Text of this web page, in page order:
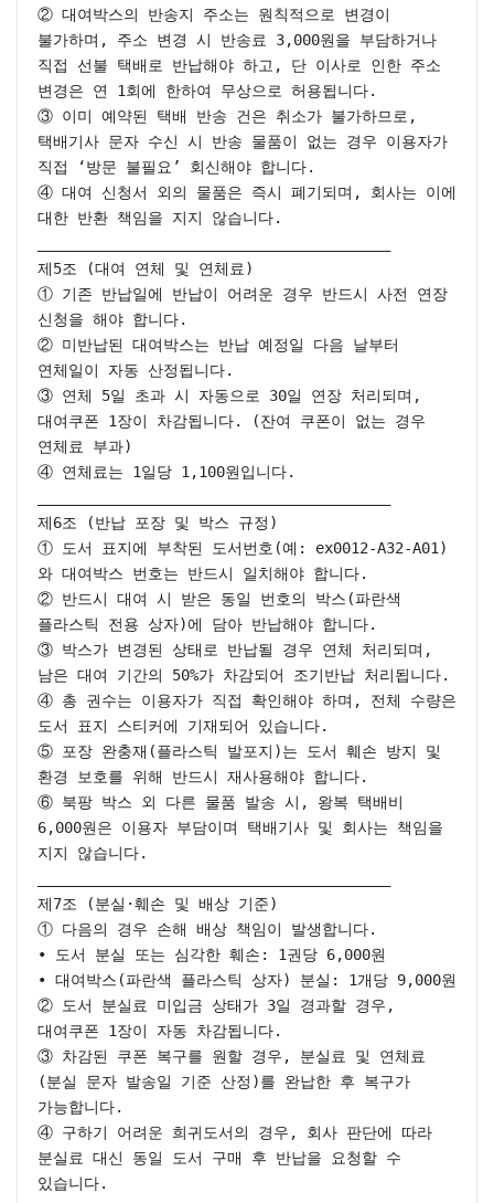
② 대여박스의 반송지 주소는 원칙적으로 변경이
불가하며, 주소 변경 시 반송료 3,000원을 부담하거나
직접 선불 택배로 반납해야 하고, 단 이사로 인한 주소
변경은 연 1회에 한하여 무상으로 허용됩니다.
③ 이미 예약된 택배 반송 건은 취소가 불가하므로,
택배기사 문자 수신 시 반송 물품이 없는 경우 이용자가
직접 ‘방문 불필요’ 회신해야 합니다.
④ 대여 신청서 외의 물품은 즉시 폐기되며, 회사는 이에
대한 반환 책임을 지지 않습니다.
제5조 (대여 연체 및 연체료)
① 기존 반납일에 반납이 어려운 경우 반드시 사전 연장
신청을 해야 합니다.
② 미반납된 대여박스는 반납 예정일 다음 날부터
연체일이 자동 산정됩니다.
③ 연체 5일 초과 시 자동으로 30일 연장 처리되며,
대여쿠폰 1장이 차감됩니다. (잔여 쿠폰이 없는 경우
연체료 부과)
④ 연체료는 1일당 1,100원입니다.
제6조 (반납 포장 및 박스 규정)
① 도서 표지에 부착된 도서번호(예: ex0012-A32-A01)
와 대여박스 번호는 반드시 일치해야 합니다.
② 반드시 대여 시 받은 동일 번호의 박스(파란색
플라스틱 전용 상자)에 담아 반납해야 합니다.
③ 박스가 변경된 상태로 반납될 경우 연체 처리되며,
남은 대여 기간의 50%가 차감되어 조기반납 처리됩니다.
④ 총 권수는 이용자가 직접 확인해야 하며, 전체 수량은
도서 표지 스티커에 기재되어 있습니다.
⑤ 포장 완충재(플라스틱 발포지)는 도서 훼손 방지 및
환경 보호를 위해 반드시 재사용해야 합니다.
⑥ 북팡 박스 외 다른 물품 발송 시, 왕복 택배비
6,000원은 이용자 부담이며 택배기사 및 회사는 책임을
지지 않습니다.
제7조 (분실·훼손 및 배상 기준)
① 다음의 경우 손해 배상 책임이 발생합니다.
• 도서 분실 또는 심각한 훼손: 1권당 6,000원
• 대여박스(파란색 플라스틱 상자) 분실: 1개당 9,000원
② 도서 분실료 미입금 상태가 3일 경과할 경우,
대여쿠폰 1장이 자동 차감됩니다.
③ 차감된 쿠폰 복구를 원할 경우, 분실료 및 연체료
(분실 문자 발송일 기준 산정)를 완납한 후 복구가
가능합니다.
④ 구하기 어려운 희귀도서의 경우, 회사 판단에 따라
분실료 대신 동일 도서 구매 후 반납을 요청할 수
있습니다.